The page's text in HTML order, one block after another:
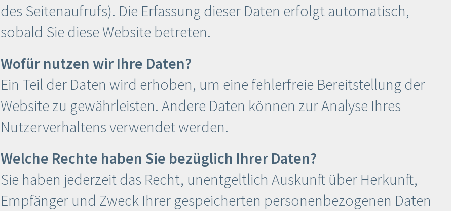
des Seitenaufrufs). Die Erfassung dieser Daten erfolgt automatisch,
sobald Sie diese Website betreten.
Wofür nutzen wir Ihre Daten?
Ein Teil der Daten wird erhoben, um eine fehlerfreie Bereitstellung der
Website zu gewährleisten. Andere Daten können zur Analyse Ihres
Nutzerverhaltens verwendet werden.
Welche Rechte haben Sie bezüglich Ihrer Daten?
Sie haben jederzeit das Recht, unentgeltlich Auskunft über Herkunft,
Empfänger und Zweck Ihrer gespeicherten personenbezogenen Daten